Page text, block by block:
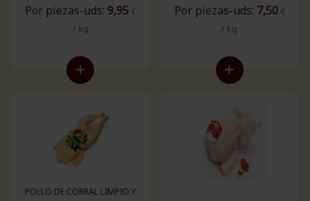
Por piezas-uds: 9,95 €
/ kg
Por piezas-uds: 7,50€
/ kg
POLLO DE CORRAL LIMPIO Y